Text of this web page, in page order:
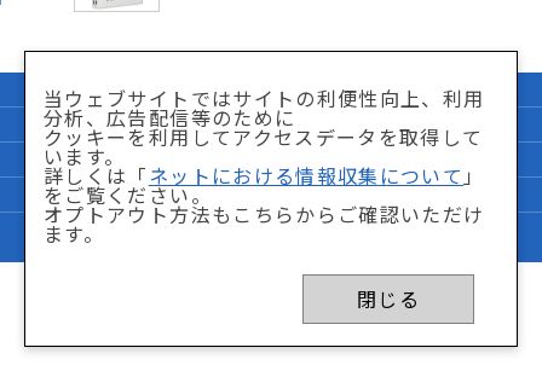
当ウェブサイトではサイトの利便性向上、利用
分析、広告配信等のために
クッキーを利用してアクセスデータを取得して
います。
詳しくは「 ネットにおける情報収集について 」
をご覧ください。
オプトアウト方法もこちらからご確認いただけ
ます。
閉じる
企業情報
サイトマップ
個人情報保護方針
「特商法」に関して
サイト利用条件
FAQ お問い合わせ
Copyright © Nikkei BP Marketing,inc. All Rights Reserved.